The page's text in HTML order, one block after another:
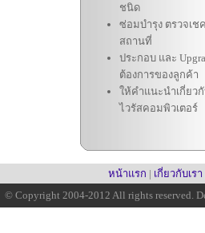
ชนิด
ซ่อมบำรุง ตรวจเช
สถานที่
ประกอบ และ
ต้องการของลูกค้า
ให้คำแนะนำเกี่ยว
ไวรัสคอมพิวเตอร์
หน้าแรก | เกี่ยวกับเรา
© Copyright 2004-2012 All rights reserved.